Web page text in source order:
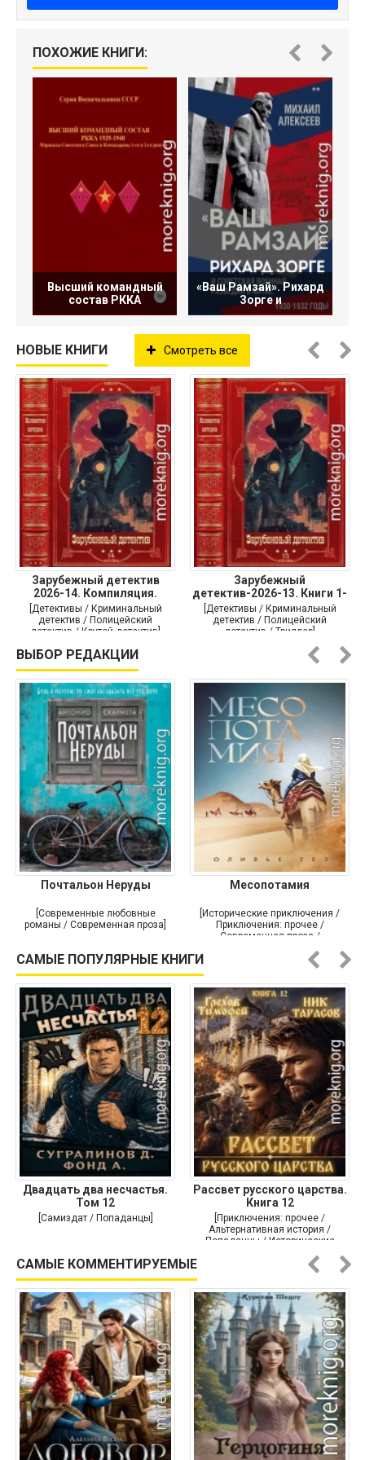
ПОХОЖИЕ КНИГИ:
Высший командный
состав РККА
«Ваш Рамзай». Рихард
Зорге и
НОВЫЕ КНИГИ Смотреть все
Зарубежный детектив
2026-14. Компиляция.
Книги
[Детективы / Криминальный
детектив / Полицейский
детектив / Крутой детектив]
Зарубежный
детектив-2026-13. Книги 1-
10
[Детективы / Криминальный
детектив / Полицейский
детектив / Триллер]
ВЫБОР РЕДАКЦИИ
Почтальон Неруды
[Современные любовные
романы / Современная проза]
Месопотамия
[Исторические приключения /
Приключения: прочее /
Современная проза /
САМЫЕ ПОПУЛЯРНЫЕ КНИГИ
Двадцать два несчастья.
Том 12
[Самиздат / Попаданцы]
Рассвет русского царства.
Книга 12
[Приключения: прочее /
Альтернативная история /
Попаданцы / Исторические
САМЫЕ КОММЕНТИРУЕМЫЕ